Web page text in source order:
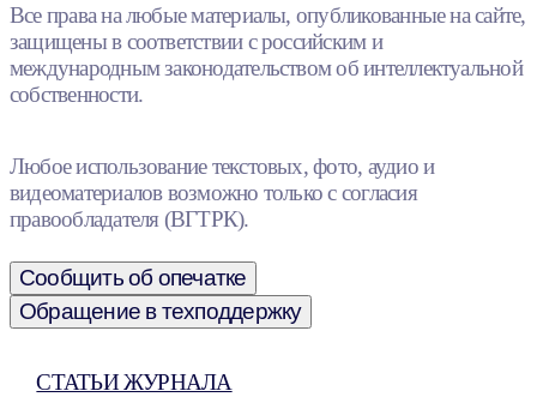
Все права на любые материалы, опубликованные на сайте,
защищены в соответствии с российским и
международным законодательством об интеллектуальной
собственности.
Любое использование текстовых, фото, аудио и
видеоматериалов возможно только с согласия
правообладателя (ВГТРК).
Сообщить об опечатке
Обращение в техподдержку
СТАТЬИ ЖУРНАЛА